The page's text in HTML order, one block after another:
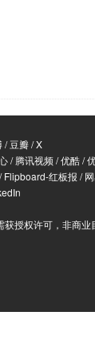
/豆瓣/X
/腾讯视频/优酷/
/Flipboard-红板报 /
授权许可，非商